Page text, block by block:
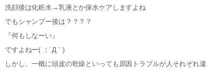
洗顔後は化粧水→乳液とか保水ケアしますよね
でもシャンプー後は？？？？
『何もしなーい』
ですよねー( ；´Д｀)
しかし、一概に頭皮の乾燥といっても原因トラブルが人それぞれ違